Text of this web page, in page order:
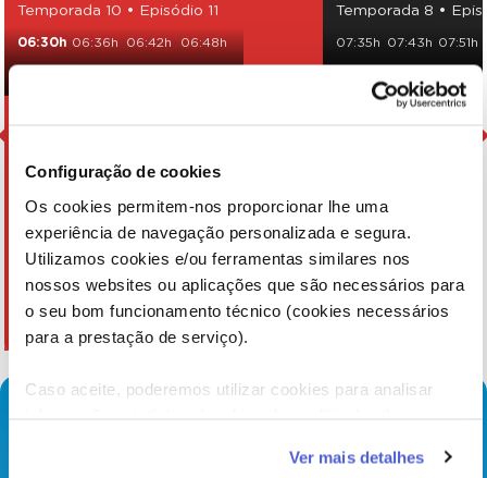
Configuração de cookies
Os cookies permitem-nos proporcionar lhe uma
experiência de navegação personalizada e segura.
Utilizamos cookies e/ou ferramentas similares nos
nossos websites ou aplicações que são necessários para
o seu bom funcionamento técnico (cookies necessários
para a prestação de serviço).
Caso aceite, poderemos utilizar cookies para analisar
funcionalidades (cookies de personalização e
Ver mais detalhes
Temporada 10 • Episódio 11
06:30h 06:36h 06:42h 06:48h
06:54h 07:00h 07:06h
Temporada 8 •
07:35h 07:43h 07:51h
08:10h 08:18h 09:55h